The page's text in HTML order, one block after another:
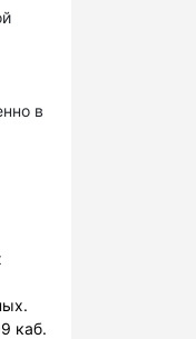
в
каб.